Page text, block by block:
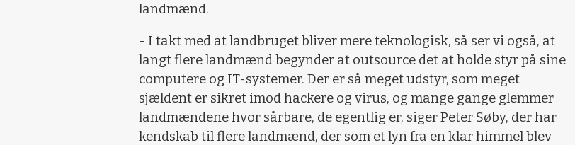
landmænd.
- I takt med at landbruget bliver mere teknologisk, så ser vi også, at
langt flere landmænd begynder at outsource det at holde styr på sine
computere og IT-systemer. Der er så meget udstyr, som meget
sjældent er sikret imod hackere og virus, og mange gange glemmer
landmændene hvor sårbare, de egentlig er, siger Peter Søby, der har
kendskab til flere landmænd, der som et lyn fra en klar himmel blev